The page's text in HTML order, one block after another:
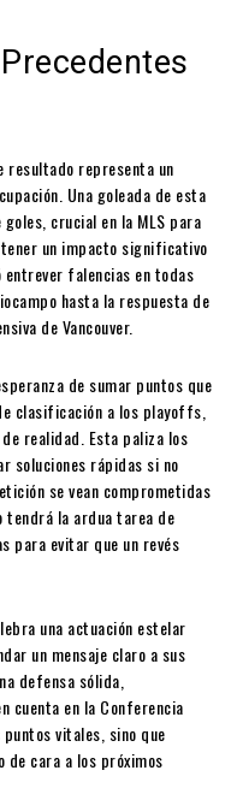
resultado representa un
Una goleada de esta
crucial en la MLS para
un impacto significativo
falencias en todas
hasta la respuesta de
de Vancouver.
de sumar puntos que
clasificación a los playoffs,
realidad. Esta paliza los
soluciones rápidas si no
se vean comprometidas
tendrá la ardua tarea de
para evitar que un revés
una actuación estelar
un mensaje claro a sus
defensa sólida,
cuenta en la Conferencia
vitales, sino que
cara a los próximos